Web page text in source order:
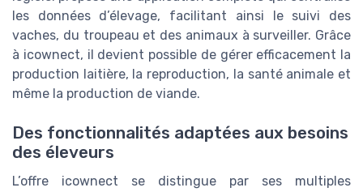
les données d’élevage, facilitant ainsi le suivi des
vaches, du troupeau et des animaux à surveiller. Grâce
à icownect, il devient possible de gérer efficacement la
production laitière, la reproduction, la santé animale et
même la production de viande.
Des fonctionnalités adaptées aux besoins
des éleveurs
L’offre icownect se distingue par ses multiples